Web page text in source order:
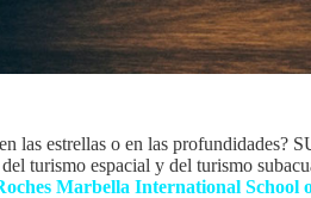
las estrellas o en las profundidades?
turismo espacial y del turismo
Marbella International School